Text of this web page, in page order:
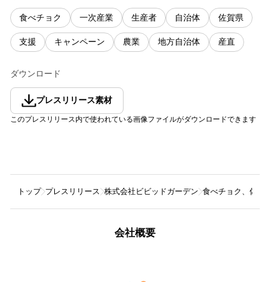
食べチョク 一次産業 生産者 自治体 佐賀県
支援 キャンペーン 農業 地方自治体 産直
ダウンロード
プレスリリース素材
このプレスリリース内で使われている画像ファイルがダウンロードできます
トップ プレスリリース 株式会社ビビッドガーデン 食べチョク、佐賀
会社概要